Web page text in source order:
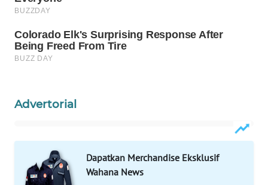
Advertorial
Dapatkan Merchandise Eksklusif
Wahana News
MANDALIKA
WN
LIKUPANG
Wahana